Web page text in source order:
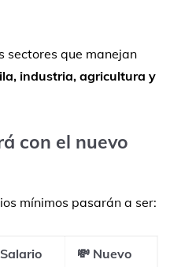
sectores que manejan
industria, agricultura y
con el nuevo
mínimos pasarán a ser:
💸 Nuevo